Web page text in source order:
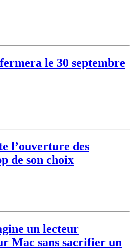
le 30 septembre
l’ouverture des
de son choix
un lecteur
Mac sans sacrifier un